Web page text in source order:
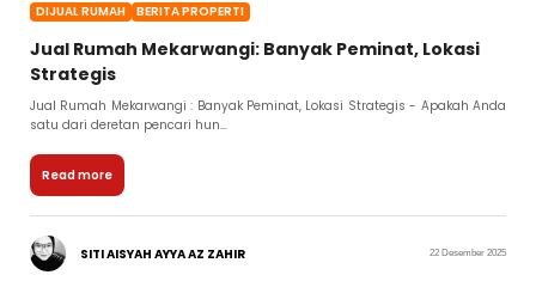
DIJUAL RUMAH BERITA PROPERTI
Jual Rumah Mekarwangi: Banyak Peminat, Lokasi
Strategis
Jual Rumah Mekarwangi : Banyak Peminat, Lokasi Strategis - Apakah Anda
satu dari deretan pencari hun...
Read more
SITI AISYAH AYYA AZ ZAHIR 22 Desember 2025